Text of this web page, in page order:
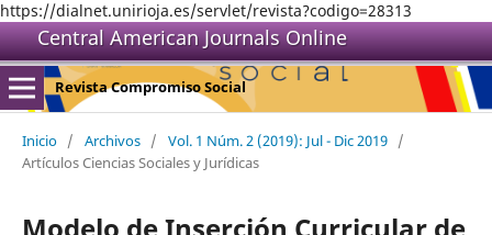
https://dialnet.unirioja.es/servlet/revista?codigo=28313
Central American Journals Online
Revista Compromiso Social
Inicio / Archivos / Vol. 1 Núm. 2 (2019): Jul - Dic 2019 /
Artículos Ciencias Sociales y Jurídicas